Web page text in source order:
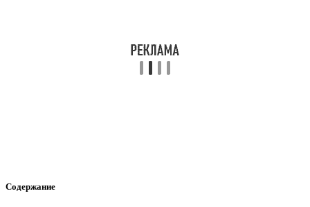
Содержание